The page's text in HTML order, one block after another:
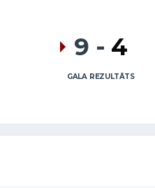
9 - 4
GALA REZULTĀTS